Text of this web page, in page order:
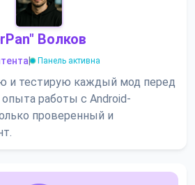
Волков
| Панель активна
и тестирую каждый мод перед
опыта работы с Android-
проверенный и